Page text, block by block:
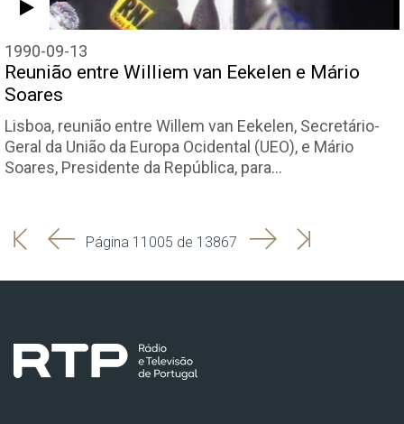
1990-09-13
Reunião entre Williem van Eekelen e Mário
Soares
Lisboa, reunião entre Willem van Eekelen, Secretário-
Geral da União da Europa Ocidental (UEO), e Mário
Soares, Presidente da República, para…
'
'
Página 11005 de 13867 SeguinteÚltima